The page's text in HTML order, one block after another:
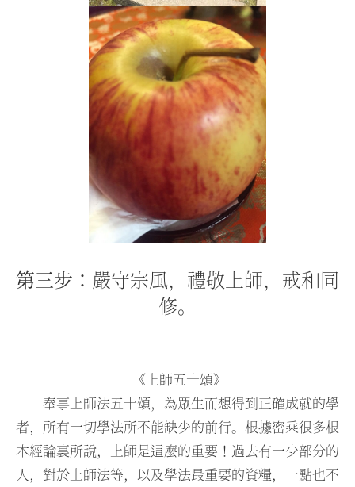
第三步： 嚴守宗風，禮敬上師，戒和同
修。
《上師五十頌》
奉事上師法五十頌，為眾生而想得到正確成就的學
者，所有一切學法所不能缺少的前行。根據密乘很多根
本經論裏所說，上師是這麼的重要！過去有一少部分的
人，對於上師法等，以及學法最重要的資糧，一點也不